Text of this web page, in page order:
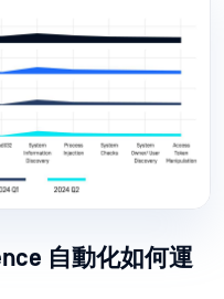
自動化如何運